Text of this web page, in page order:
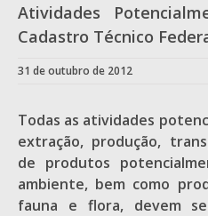
Atividades
Cadastro Técnico
31 de outubro de 2012
Todas as atividades
extração, produção,
de produtos
ambiente, bem como
fauna e flora, devem